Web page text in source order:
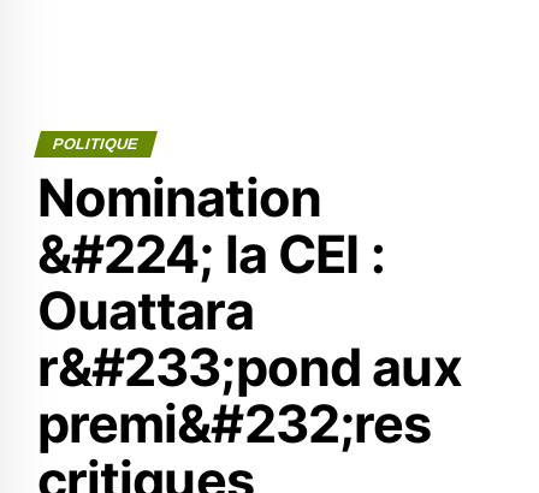
POLITIQUE
Nomination
&#224; la CEI :
Ouattara
r&#233;pond aux
premi&#232;res
critiques